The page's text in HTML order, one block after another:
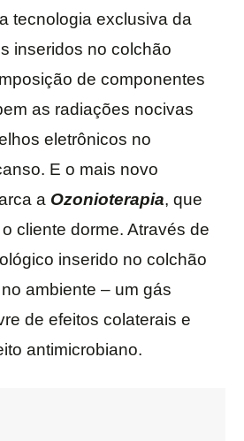
tecnologia exclusiva da
inseridos no colchão
de componentes
as radiações nocivas
eletrônicos no
E o mais novo
a Ozonioterapia, que
cliente dorme. Através de
inserido no colchão
ambiente – um gás
de efeitos colaterais e
antimicrobiano.